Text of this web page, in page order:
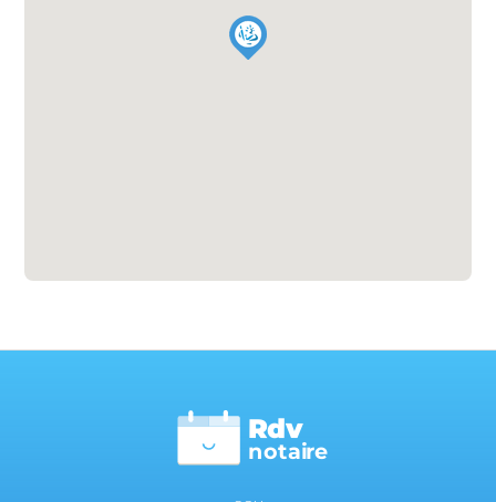
notaire
Rdv